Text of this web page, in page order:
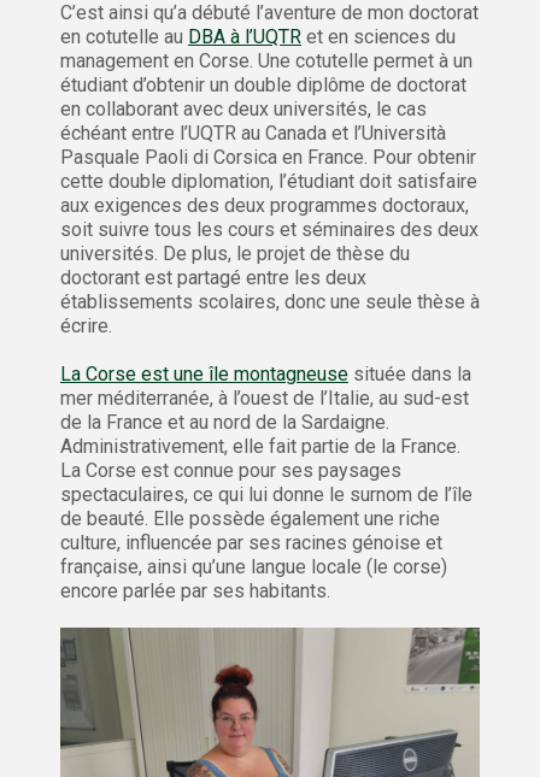
C’est ainsi qu’a débuté l’aventure de mon doctorat
en cotutelle au DBA à l’UQTR et en sciences du
management en Corse. Une cotutelle permet à un
étudiant d’obtenir un double diplôme de doctorat
en collaborant avec deux universités, le cas
échéant entre l’UQTR au Canada et l’Università
Pasquale Paoli di Corsica en France. Pour obtenir
cette double diplomation, l’étudiant doit satisfaire
aux exigences des deux programmes doctoraux,
soit suivre tous les cours et séminaires des deux
universités. De plus, le projet de thèse du
doctorant est partagé entre les deux
établissements scolaires, donc une seule thèse à
écrire.
La Corse est une île montagneuse située dans la
mer méditerranée, à l’ouest de l’Italie, au sud-est
de la France et au nord de la Sardaigne.
Administrativement, elle fait partie de la France.
La Corse est connue pour ses paysages
spectaculaires, ce qui lui donne le surnom de l’île
de beauté. Elle possède également une riche
culture, influencée par ses racines génoise et
française, ainsi qu’une langue locale (le corse)
encore parlée par ses habitants.